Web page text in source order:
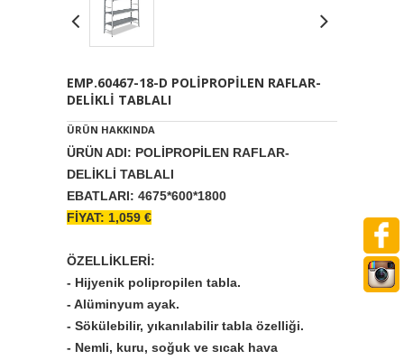
EMP.60467-18-D POLİPROPİLEN RAFLAR-
DELİKLİ TABLALI
ÜRÜN HAKKINDA
ÜRÜN ADI: POLİPROPİLEN RAFLAR-
DELİKLİ TABLALI
EBATLARI: 4675*600*1800
FİYAT: 1,059 €
ÖZELLİKLERİ:
- Hijyenik polipropilen tabla.
- Alüminyum ayak.
- Sökülebilir, yıkanılabilir tabla özelliği.
- Nemli, kuru, soğuk ve sıcak hava